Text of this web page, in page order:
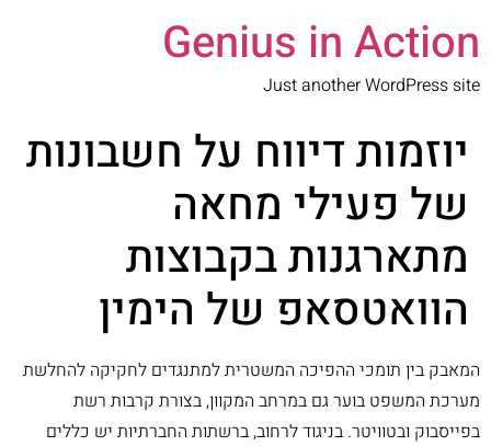
Genius in Action
Just another WordPress site
יוזמות דיווח על חשבונות
של פעילי מחאה
מתארגנות בקבוצות
הוואטסאפ של הימין
המאבק בין תומכי ההפיכה המשטרית למתנגדים לחקיקה להחלשת
מערכת המשפט בוער גם במרחב המקוון, בצורת קרבות רשת
בפייסבוק ובטוויטר. בניגוד לרחוב, ברשתות החברתיות יש כללים